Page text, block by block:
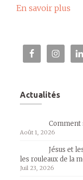
En savoir plus
Actualités
Comment
Août 1, 2026
Jésus et
les rouleaux de la
Juil 23, 2026